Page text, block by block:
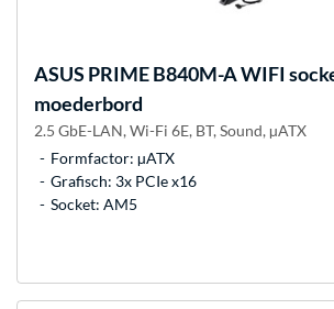
ASUS PRIME B840M-A WIFI
moederbord
2.5 GbE-LAN, Wi-Fi 6E, BT, Sound, µATX
Formfactor: µATX
Grafisch: 3x PCIe x16
Socket: AM5